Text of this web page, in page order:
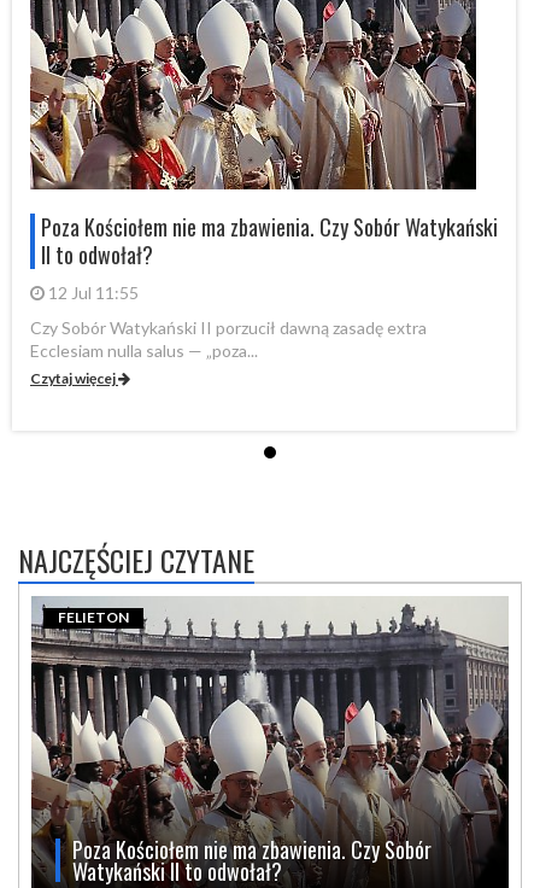
Poza Kościołem nie ma zbawienia. Czy Sobór Watykański
II to odwołał?
12 Jul 11:55
Czy Sobór Watykański II porzucił dawną zasadę extra
Ecclesiam nulla salus — „poza...
Czytaj więcej
NAJCZĘŚCIEJ CZYTANE
Poza Kościołem nie ma zbawienia. Czy Sobór
Watykański II to odwołał?
FELIETON